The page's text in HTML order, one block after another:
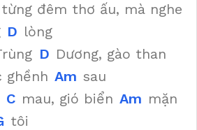
đêm thơ ấu, mà nghe
D lòng
D Dương, gào than
ghềnh Am sau
C mau, gió biển Am mặn
tôi